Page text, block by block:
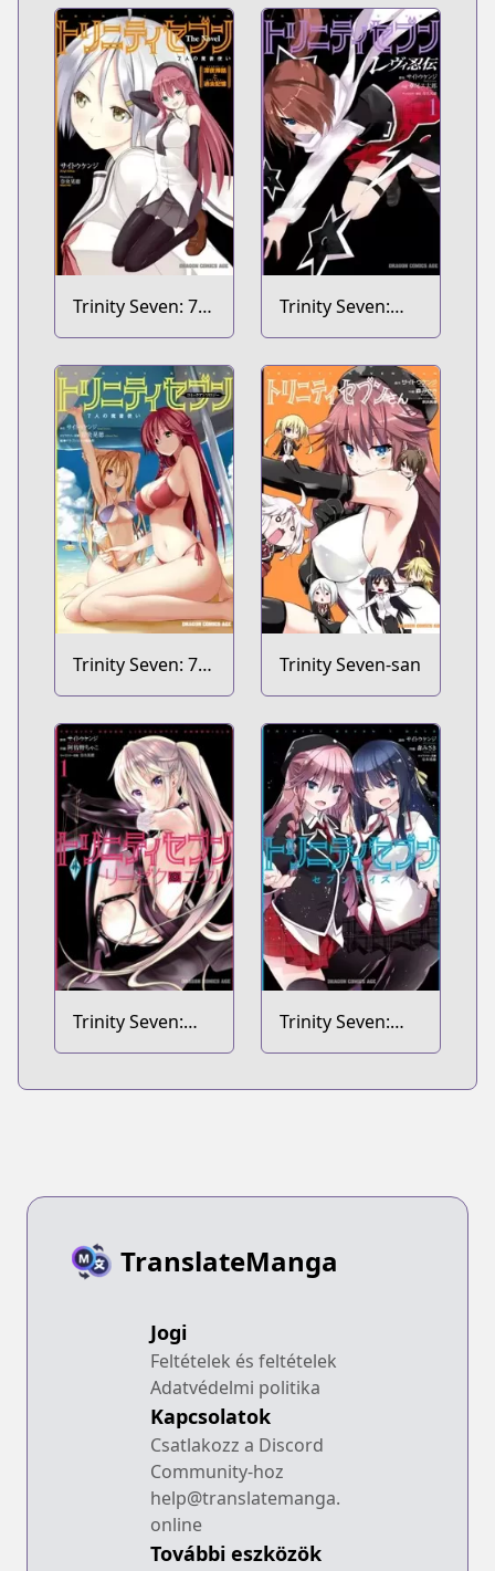
Trinity Seven: 7-
nin no
Mashotsukai
The Novel
Trinity Seven:
Levi Ninden
Trinity Seven: 7-
nin no
Mashotsukai
Comic Anthology
Trinity Seven-san
Trinity Seven:
Liese Chronicle
Trinity Seven:
Seven Days
TranslateManga
Jogi
Feltételek és feltételek
Adatvédelmi politika
Kapcsolatok
Csatlakozz a Discord
Community-hoz
help@translatemanga.
online
További eszközök